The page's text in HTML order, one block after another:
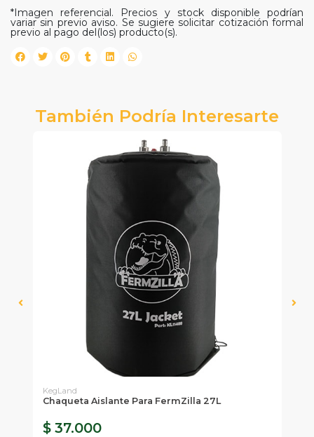
*Imagen referencial. Precios y stock disponible podrían
variar sin previo aviso. Se sugiere solicitar cotización formal
previo al pago del(los) producto(s).
También Podría Interesarte
KegLand
Chaqueta Aislante Para FermZilla 27L
$ 37.000